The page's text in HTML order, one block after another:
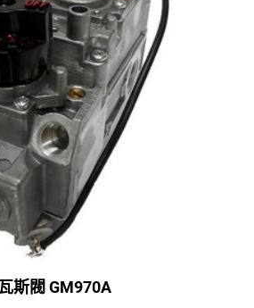
斯閥 GM970A